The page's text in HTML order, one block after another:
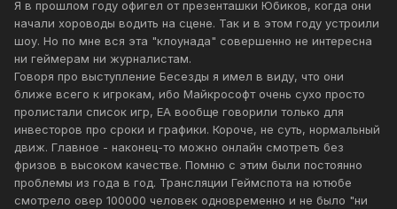
Я в прошлом году офигел от презенташки Юбиков, когда они
начали хороводы водить на сцене. Так и в этом году устроили
шоу. Но по мне вся эта "клоунада" совершенно не интересна
ни геймерам ни журналистам.
Говоря про выступление Бесезды я имел в виду, что они
ближе всего к игрокам, ибо Майкрософт очень сухо просто
пролистали список игр, ЕА вообще говорили только для
инвесторов про сроки и графики. Короче, не суть, нормальный
движ. Главное - наконец-то можно онлайн смотреть без
фризов в высоком качестве. Помню с этим были постоянно
проблемы из года в год. Трансляции Геймспота на ютюбе
смотрело овер 100000 человек одновременно и не было "ни